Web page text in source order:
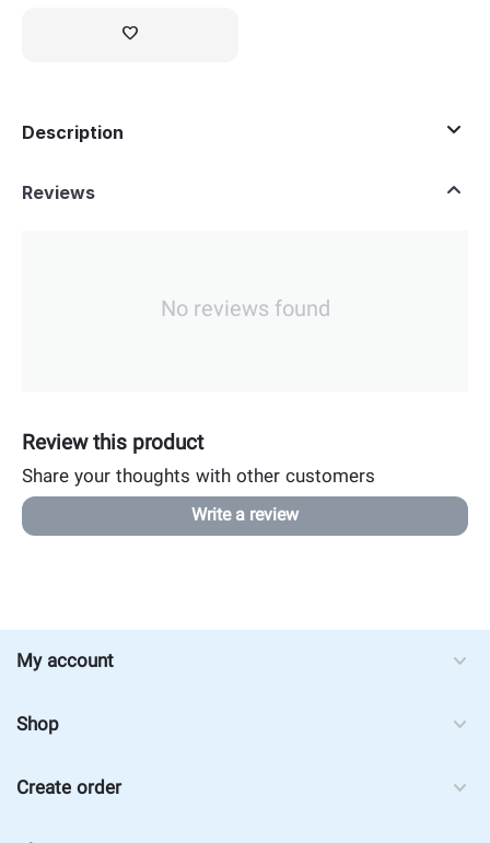
Description
Reviews
No reviews found
Review this product
Share your thoughts with other customers
Write a review
My account
Shop
Create order